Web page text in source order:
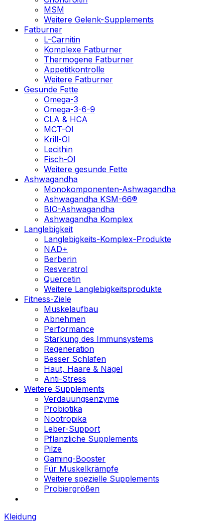
MSM
Weitere Gelenk-Supplements
Fatburner
L-Carnitin
Komplexe Fatburner
Thermogene Fatburner
Appetitkontrolle
Weitere Fatburner
Gesunde Fette
Omega-3
Omega-3-6-9
CLA & HCA
MCT-Öl
Krill-Öl
Lecithin
Fisch-Öl
Weitere gesunde Fette
Ashwagandha
Monokomponenten-Ashwagandha
Ashwagandha KSM-66®
BIO-Ashwagandha
Ashwagandha Komplex
Langlebigkeit
Langlebigkeits-Komplex-Produkte
NAD+
Berberin
Resveratrol
Quercetin
Weitere Langlebigkeitsprodukte
Fitness-Ziele
Muskelaufbau
Abnehmen
Performance
Stärkung des Immunsystems
Regeneration
Besser Schlafen
Haut, Haare & Nägel
Anti-Stress
Weitere Supplements
Verdauungsenzyme
Probiotika
Nootropika
Leber-Support
Pflanzliche Supplements
Pilze
Gaming-Booster
Für Muskelkrämpfe
Weitere spezielle Supplements
Probiergrößen
Kleidung